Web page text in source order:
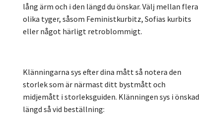
lång ärm och i den längd du önskar. Välj mellan flera
olika tyger, såsom Feministkurbitz, Sofias kurbits
eller något härligt retroblommigt.
Klänningarna sys efter dina mått så notera den
storlek som är närmast ditt bystmått och
midjemått i storleksguiden. Klänningen sys i önskad
längd så vid beställning: